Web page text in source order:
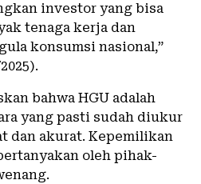
investor yang bisa
tenaga kerja dan
konsumsi nasional,”
bahwa HGU adalah
yang pasti sudah diukur
dan akurat. Kepemilikan
oleh pihak-